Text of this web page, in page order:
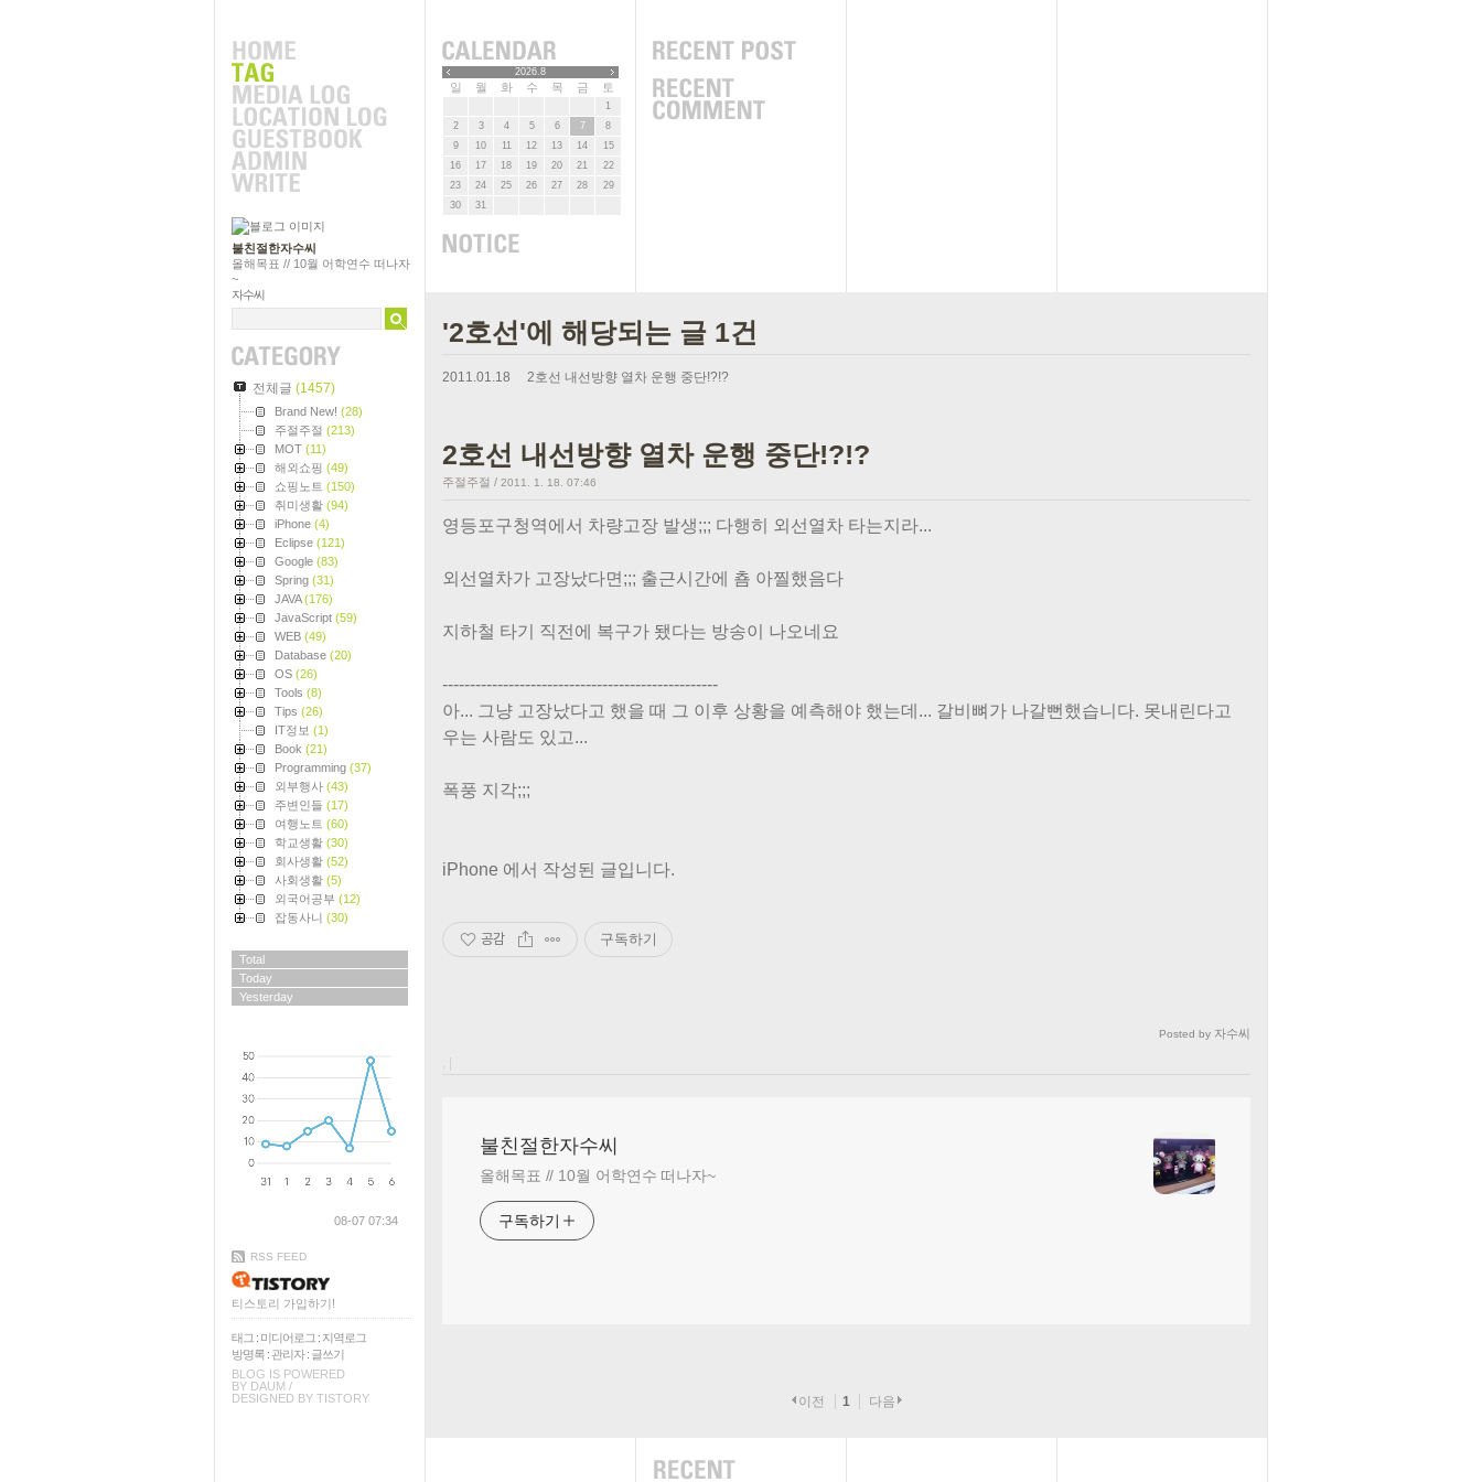
불친절한자수씨
올해목표 // 10월 어학연수 떠나자
~
자수씨
전체글 (1457)
Brand New! (28)
주절주절 (213)
MOT (11)
해외쇼핑 (49)
쇼핑노트 (150)
취미생활 (94)
iPhone (4)
Eclipse (121)
Google (83)
Spring (31)
JAVA(176)
JavaScript (59)
WEB (49)
Database (20)
OS (26)
Tools (8)
Tips (26)
IT정보 (1)
Book (21)
Programming (37)
외부행사 (43)
주변인들 (17)
여행노트 (60)
학교생활 (30)
회사생활 (52)
사회생활 (5)
외국어공부 (12)
잡동사니 (30)
Total
Today
Yesterday
08-07 07:34
RSS FEED
티스토리 가입하기!
태그 : 미디어로그 : 지역로그
방명록 : 관리자: 글쓰기
BLOG IS POWERED
BY DAUM /
DESIGNED BY TISTORY
2026.8
일 월 화 수 목 금 토
1
2
3 4 5 6 7
8
9
10 11 12 13 14
15
16
17 18 19 20 21
22
23
24 25 26 27 28
29
30
31
'2호선'에 해당되는 글 1건
2011.01.18 2호선 내선방향 열차 운행 중단!?!?
2호선 내선방향 열차 운행 중단!?!?
주절주절 / 2011. 1. 18. 07:46
영등포구청역에서 차량고장 발생;;; 다행히 외선열차 타는지라...
외선열차가 고장났다면;;; 출근시간에 춈 아찔했음다
지하철 타기 직전에 복구가 됐다는 방송이 나오네요
--------------------------------------------------
아... 그냥 고장났다고 했을 때 그 이후 상황을 예측해야 했는데... 갈비뼈가 나갈뻔했습니다. 못내린다고
우는 사람도 있고...
폭풍 지각;;;
iPhone 에서 작성된 글입니다.
공감 구독하기
Posted by 자수씨
, |
불친절한자수씨
올해목표 // 10월 어학연수 떠나자~
구독하기
이전 1 다음